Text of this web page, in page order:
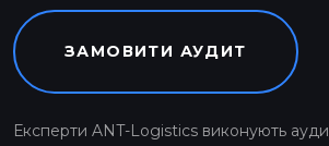
ЗАМОВИТИ АУДИТ
Експерти ANT-Logistics виконують